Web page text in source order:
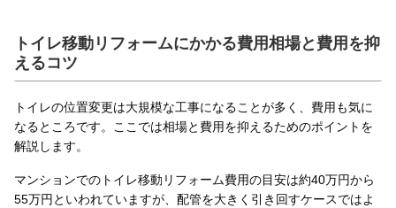
トイレ移動リフォームにかかる費用相場と費用を抑
えるコツ
トイレの位置変更は大規模な工事になることが多く、費用も気に
なるところです。ここでは相場と費用を抑えるためのポイントを
解説します。
マンションでのトイレ移動リフォーム費用の目安は約40万円から
55万円といわれていますが、配管を大きく引き回すケースではよ